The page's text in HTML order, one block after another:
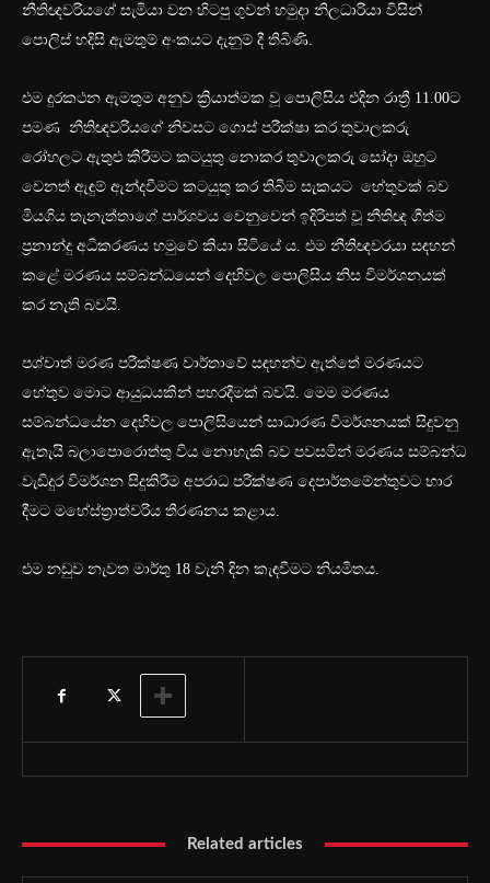
නීතිඥවරියගේ සැමියා වන හිටපු ගුවන් හමුදා නිලධාරියා විසින්
පොලිස් හදිසි ඇමතුම් අංකයට දැනුම් දී තිබිණි.
එම දුරකථන ඇමතුම අනුව ක්‍රියාත්මක වූ පොලිසිය එදින රාත්‍රී 11.00ට
පමණ නීතිඥවරියගේ නිවසට ගොස් පරීක්ෂා කර තුවාලකරු
රෝහලට ඇතුළු කිරීමට කටයුතු නොකර තුවාලකරු සෝදා ඔහුට
වෙනත් ඇඳුම් ඇන්දවීමට කටයුතු කර තිබීම සැකයට හේතුවක් බව
මියගිය තැනැත්තාගේ පාර්ශවය වෙනුවෙන් ඉදිරිපත් වූ නීතිඥ ගීත්ම
ප්‍රනාන්දු අධිකරණය හමුවේ කියා සිටියේ ය. එම නීතිඥවරයා සඳහන්
කළේ මරණය සම්බන්ධයෙන් දෙහිවල පොලිසිය නිස විමර්ශනයක්
කර නැති බවයි.
පශ්චාත් මරණ පරීක්ෂණ වාර්තාවේ සඳහන්ව ඇත්තේ මරණයට
හේතුව මොට ආයුධයකින් පහරදීමක් බවයි. මෙම මරණය
සම්බන්ධයේන දෙහිවල පොලිසියෙන් සාධාරණ විමර්ශනයක් සිදුවනු
ඇතැයි බලාපොරොත්තු විය නොහැකි බව පවසමින් මරණය සම්බන්ධ
වැඩිදුර විමර්ශන සිදුකිරීම අපරාධ පරීක්ෂණ දෙපාර්තමේන්තුවට භාර
දීමට මහේස්ත්‍රාත්වරිය තීරණනය කළාය.
එම නඩුව නැවත මාර්තු 18 වැනි දින කැඳවීමට නියමිතය.
Related articles